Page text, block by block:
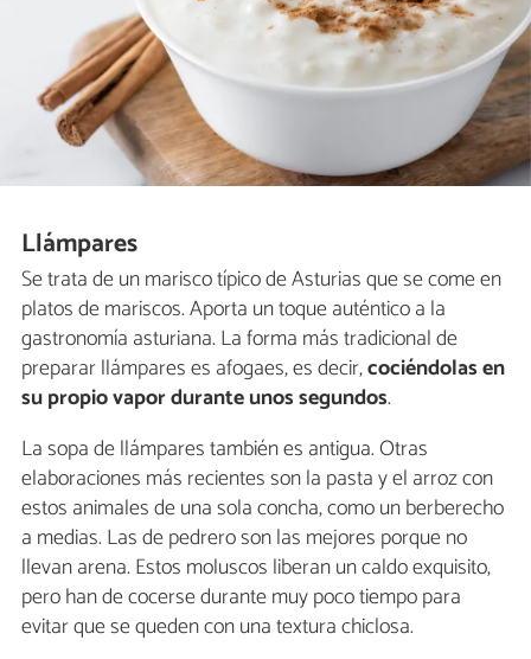
Llámpares
Se trata de un marisco típico de Asturias que se come en
platos de mariscos. Aporta un toque auténtico a la
gastronomía asturiana. La forma más tradicional de
preparar llámpares es afogaes, es decir,cociéndolas en
su propio vapor durante unos segundos.
La sopa de llámpares también es antigua. Otras
elaboraciones más recientes son la pasta y el arroz con
estos animales de una sola concha, como un berberecho
a medias. Las de pedrero son las mejores porque no
llevan arena. Estos moluscos liberan un caldo exquisito,
pero han de cocerse durante muy poco tiempo para
evitar que se queden con una textura chiclosa.